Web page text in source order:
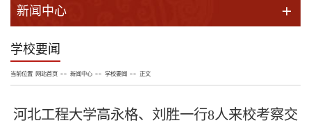
新闻中心
学校要闻
当前位置 网站首页 >> 新闻中心 >> 学校要闻 >> 正文
河北工程大学高永格、刘胜一行8人来校考察交